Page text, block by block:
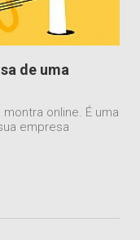
de uma
online. É uma
empresa